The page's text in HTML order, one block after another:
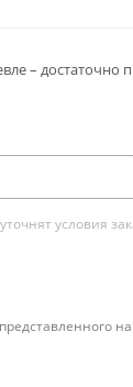
– достаточно
условия